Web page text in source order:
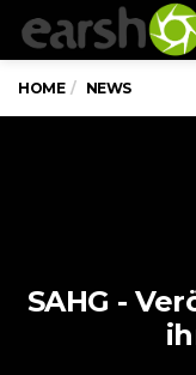
HOME NEWS
SAHG -